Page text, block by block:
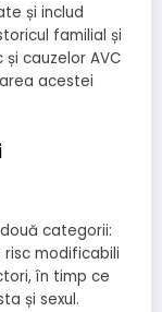
și includ
familial și
cauzelor AVC
acestei
categorii:
modificabili
în timp ce
și sexul.